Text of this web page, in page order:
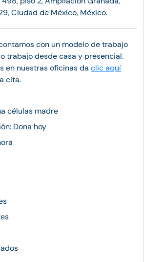
Ciudad de México, México.
con un modelo de trabajo
trabajo desde casa y presencial.
en nuestras oficinas da clic aquí
cita.
células madre
Dona hoy